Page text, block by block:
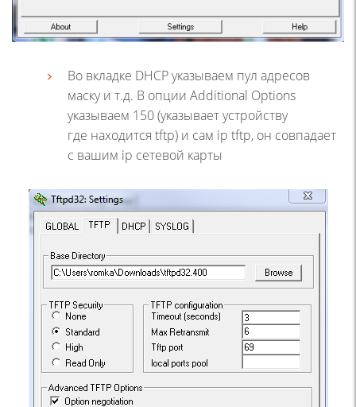
Во вкладке DHCP указываем пул адресов
маску и т.д. В опции Additional Options
указываем 150(указывает устройству
где находится tftp) и сам ip tftp, он совпадает
с вашим ip сетевой карты